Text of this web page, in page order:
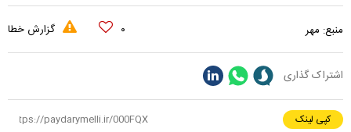
منبع: مهر ۰ گزارش خطا
اشتراک گذاری
کپی لینک